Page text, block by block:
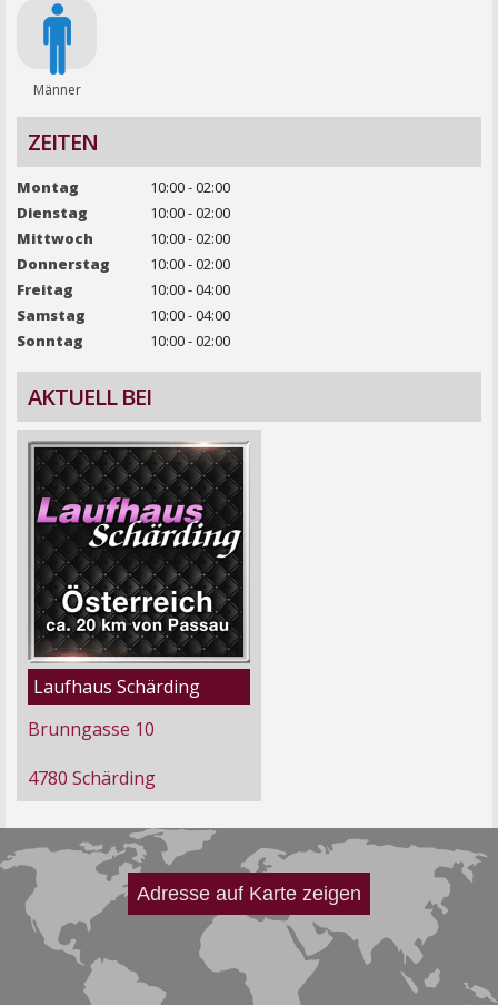
Männer
ZEITEN
Montag
10:00 - 02:00
Dienstag
10:00 - 02:00
Mittwoch
10:00 - 02:00
Donnerstag
10:00 - 02:00
Freitag
10:00 - 04:00
Samstag
10:00 - 04:00
Sonntag
10:00 - 02:00
AKTUELL BEI
Laufhaus Schärding
Brunngasse 10
4780 Schärding
Adresse auf Karte zeigen